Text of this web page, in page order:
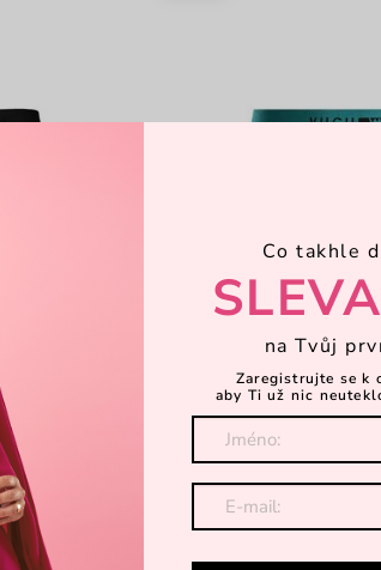
vlákna
Antrit Orange
pánské boxerky
174 Kč
Co takhle
na Tvůj
Zaregistrujte se k
aby Ti už nic